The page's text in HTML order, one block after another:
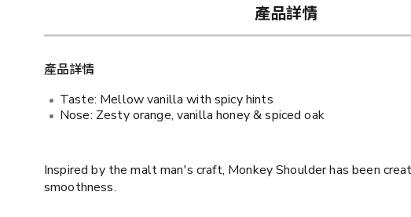
產品詳情
產品詳情
Taste: Mellow vanilla with spicy hints
Nose: Zesty orange, vanilla honey & spiced oak
Inspired by the malt man's craft, Monkey Shoulder has been
smoothness.